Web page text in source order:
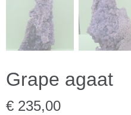
Grape agaat
€ 235,00